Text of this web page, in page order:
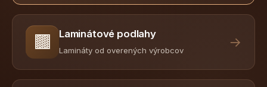
🟫 Laminátové podlahy
Lamináty od overených výrobcov
→